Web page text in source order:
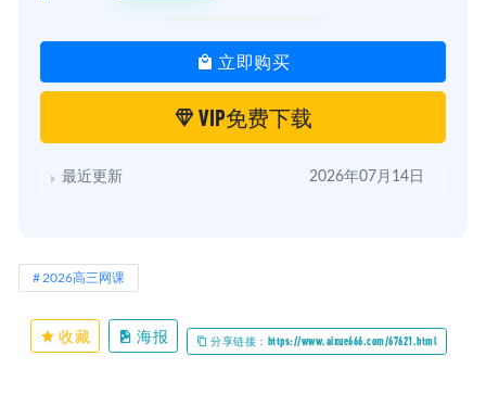
立即购买
VIP免费下载
最近更新 2026年07月14日
2026高三网课
收藏 海报 分享链接：https://www.aixue666.com/67621.html